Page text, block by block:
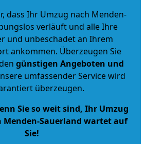
dass Ihr Umzug nach Menden-
verläuft und alle Ihre
und unbeschadet an Ihrem
ankommen. Überzeugen Sie
günstigen Angeboten und
umfassender Service wird
überzeugen.
Sie so weit sind, Ihr Umzug
Menden-Sauerland wartet auf
Sie!